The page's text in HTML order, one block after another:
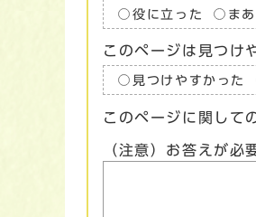
役に立った ま
このページは見つけ
見つけやすかった
このページに関して
（注意）お答えが必